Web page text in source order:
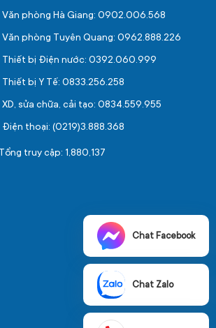
Văn phòng Hà Giang: 0902.006.568
Văn phòng Tuyên Quang: 0962.888.226
Thiết bị Điện nước: 0392.060.999
Thiết bị Y Tế: 0833.256.258
XD, sửa chữa, cải tạo: 0834.559.955
Điện thoại: (0219)3.888.368
Tổng truy cập: 1,880,137
Chat Facebook
Chat Zalo